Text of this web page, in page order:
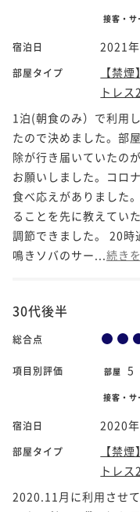
接客・サ
宿泊日 2021
部屋タイプ
【禁
トレ
1泊(朝食のみ）で利用
たので決めました。部
除が行き届いていたの
お願いしました。コロ
食べ応えがありました
ることを先に教えてい
調節できました。 20時
鳴きソバのサー... 続き
30代後半
総合点
項目別評価 部屋 5
接客・サ
宿泊日 2020
部屋タイプ
【禁
トレ
2020.11月に利用させ